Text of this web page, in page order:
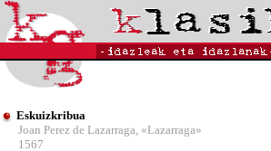
Eskuizkribua
Joan Perez de Lazarraga, «Lazarraga»
1567